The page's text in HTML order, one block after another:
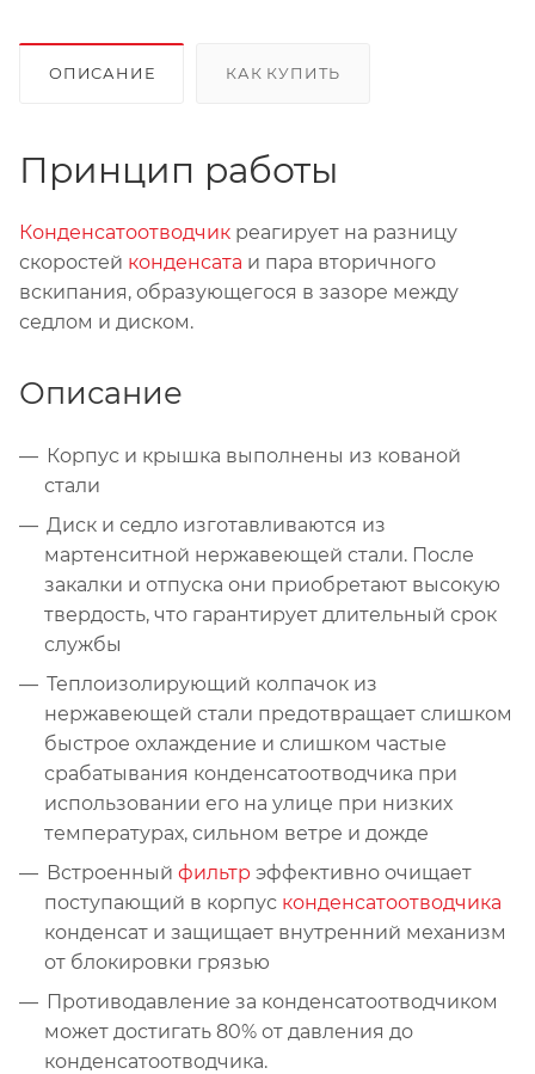
ОПИСАНИЕ КАК КУПИТЬ
Принцип работы
Конденсатоотводчик реагирует на разницу
скоростей конденсата и пара вторичного
вскипания, образующегося в зазоре между
седлом и диском.
Описание
Корпус и крышка выполнены из кованой
стали
Диск и седло изготавливаются из
мартенситной нержавеющей стали. После
закалки и отпуска они приобретают высокую
твердость, что гарантирует длительный срок
службы
Теплоизолирующий колпачок из
нержавеющей стали предотвращает слишком
быстрое охлаждение и слишком частые
срабатывания конденсатоотводчика при
использовании его на улице при низких
температурах, сильном ветре и дожде
Встроенный фильтр эффективно очищает
поступающий в корпус конденсатоотводчика
конденсат и защищает внутренний механизм
от блокировки грязью
Противодавление за конденсатоотводчиком
может достигать 80% от давления до
конденсатоотводчика.